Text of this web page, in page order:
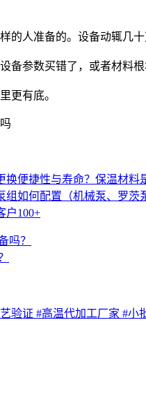
的人准备的。设备动辄几
备参数买错了，或者材料
更有底。
便捷性与寿命？保温材料
如何配置（机械泵、罗茨
户100+
吗？
验证 #高温代加工厂家 #小